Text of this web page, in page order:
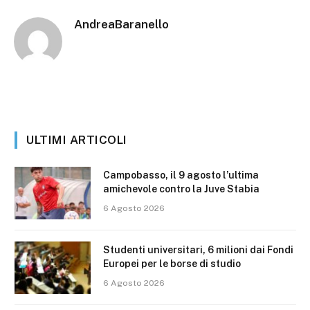
AndreaBaranello
ULTIMI ARTICOLI
Campobasso, il 9 agosto l’ultima
amichevole contro la Juve Stabia
6 Agosto 2026
Studenti universitari, 6 milioni dai Fondi
Europei per le borse di studio
6 Agosto 2026